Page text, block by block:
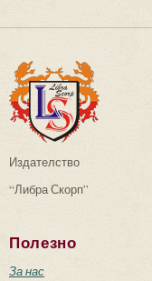
Издателство
“Либра Скорп”
Полезно
За нас